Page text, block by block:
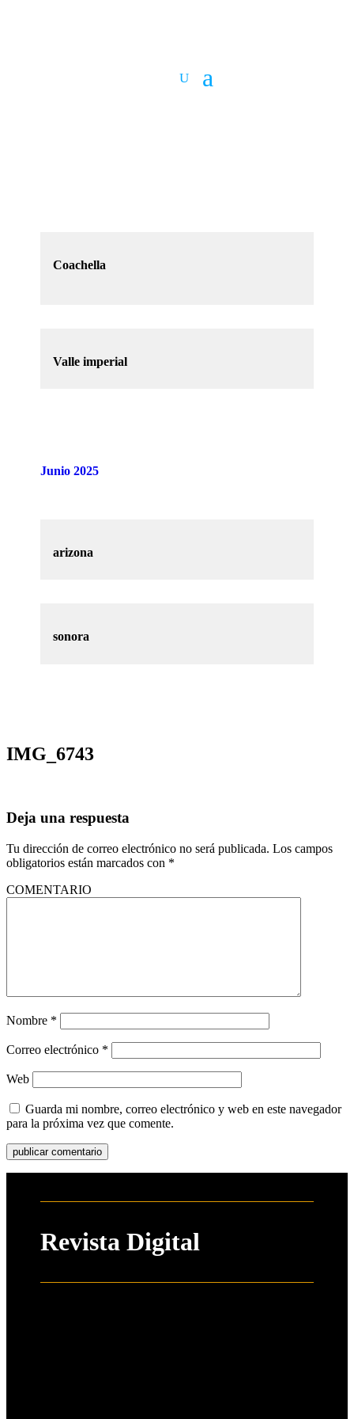
Coachella
Valle imperial
Junio 2025
arizona
sonora
IMG_6743
Deja una respuesta
Tu dirección de correo electrónico no será publicada. Los campos
obligatorios están marcados con *
COMENTARIO
Nombre *
Correo electrónico *
Web
Guarda mi nombre, correo electrónico y web en este navegador
para la próxima vez que comente.
Revista Digital